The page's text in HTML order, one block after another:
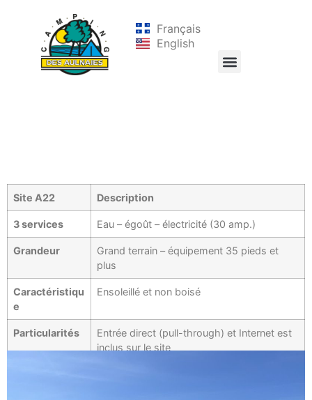
Français
English
Site A22 Description
3 services Eau – égoût – électricité (30 amp.)
Grandeur
Grand terrain – équipement 35 pieds et
plus
Caractéristiqu
e
Ensoleillé et non boisé
Particularités
Entrée direct (pull-through) et Internet est
inclus sur le site